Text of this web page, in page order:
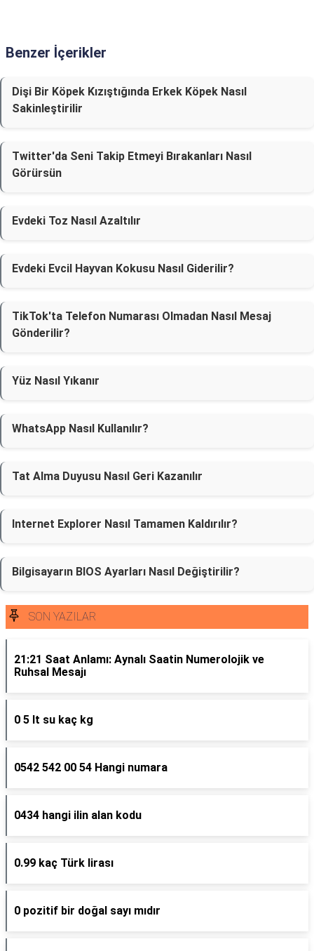
Benzer İçerikler
Dişi Bir Köpek Kızıştığında Erkek Köpek Nasıl
Sakinleştirilir
Twitter'da Seni Takip Etmeyi Bırakanları Nasıl
Görürsün
Evdeki Toz Nasıl Azaltılır
Evdeki Evcil Hayvan Kokusu Nasıl Giderilir?
TikTok'ta Telefon Numarası Olmadan Nasıl Mesaj
Gönderilir?
Yüz Nasıl Yıkanır
WhatsApp Nasıl Kullanılır?
Tat Alma Duyusu Nasıl Geri Kazanılır
Internet Explorer Nasıl Tamamen Kaldırılır?
Bilgisayarın BIOS Ayarları Nasıl Değiştirilir?
SON YAZILAR
21:21 Saat Anlamı: Aynalı Saatin Numerolojik ve
Ruhsal Mesajı
0 5 lt su kaç kg
0542 542 00 54 Hangi numara
0434 hangi ilin alan kodu
0.99 kaç Türk lirası
0 pozitif bir doğal sayı mıdır